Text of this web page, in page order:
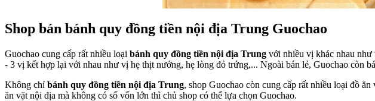
Shop bán bánh quy đồng tiền nội địa Trung Guochao
Guochao cung cấp rất nhiều loại bánh quy đồng tiền nội địa Trung với nhiều vị khác nhau như
- 3 vị kết hợp lại với nhau như vị hẹ thịt nướng, hẹ lòng đỏ trứng,... Ngoài bán lẻ, Guochao còn
Không chỉ bánh quy đồng tiền nội địa Trung, shop Guochao còn cung cấp rất nhiều loại đồ
ăn vặt nội địa mà không có số vốn lớn thì chủ shop có thể lựa chọn Guochao.